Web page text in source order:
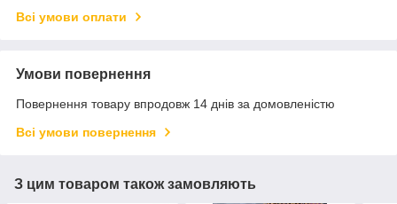
Всі умови оплати
Умови повернення
Повернення товару впродовж 14 днів за домовленістю
Всі умови повернення
З цим товаром також замовляють